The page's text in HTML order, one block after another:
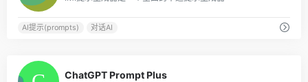
AI提示(prompts) 对话AI
ChatGPT Prompt Plus